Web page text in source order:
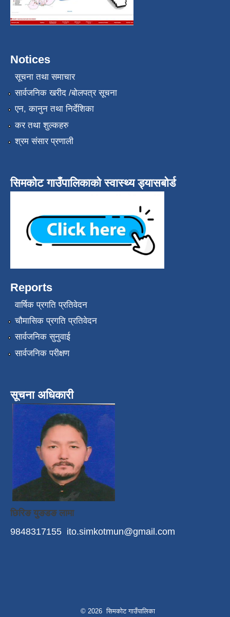
Notices
सूचना तथा समाचार
सार्वजनिक खरीद /बोलपत्र सूचना
एन, कानुन तथा निर्देशिका
कर तथा शुल्कहरु
श्रम संसार प्रणाली
सिमकोट गाउँपालिकाको स्वास्थ्य ड्यासबोर्ड
Reports
वार्षिक प्रगति प्रतिवेदन
चौमासिक प्रगति प्रतिवेदन
सार्वजनिक सुनुवाई
सार्वजनिक परीक्षण
सूचना अधिकारी
छिरिङ युङडङ लामा
9848317155 ito.simkotmun@gmail.com
© 2026 सिमकोट गाउँपालिका